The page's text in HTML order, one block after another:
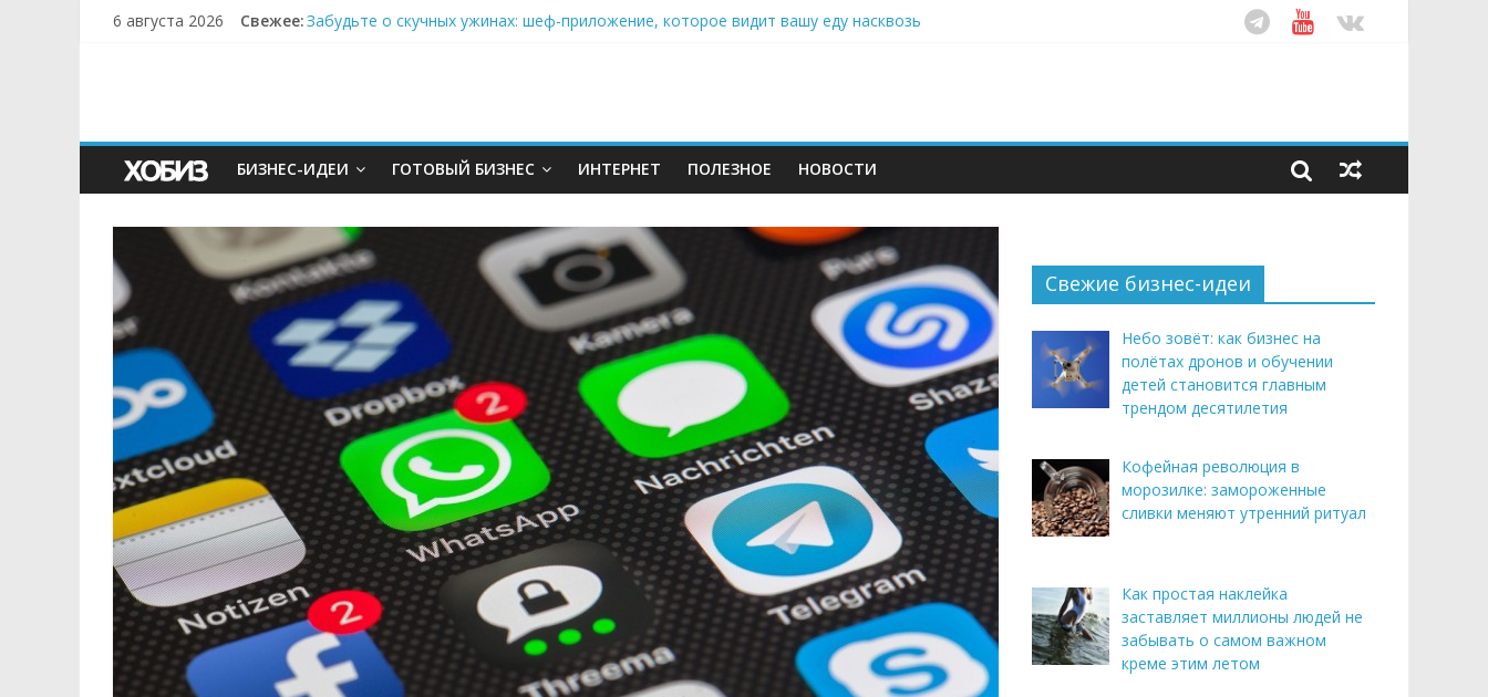
6 августа 2026 Свежее:Забудьте о скучных ужинах: шеф-приложение, которое видит вашу еду насквозь
БИЗНЕС-ИДЕИ ГОТОВЫЙ БИЗНЕС ИНТЕРНЕТ ПОЛЕЗНОЕ НОВОСТИ
Свежие бизнес-идеи
Небо зовёт: как бизнес на
полётах дронов и обучении
детей становится главным
трендом десятилетия
Кофейная революция в
морозилке: замороженные
сливки меняют утренний ритуал
Как простая наклейка
заставляет миллионы людей не
забывать о самом важном
креме этим летом